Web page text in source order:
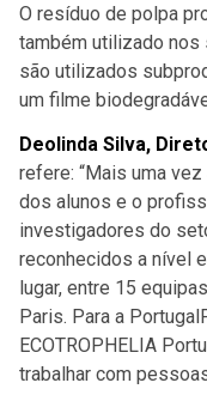
O resíduo de polpa
também utilizado nos
são utilizados
um filme
Deolinda Silva,
refere: “Mais uma
dos alunos e o
investigadores do
reconhecidos a nível
lugar, entre 15
Paris. Para a
ECOTROPHELIA
trabalhar com